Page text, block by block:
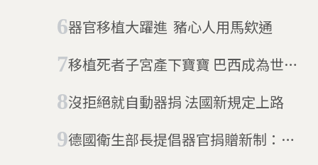
器官移植大躍進 豬心人用馬欸通
移植死者子宮產下寶寶 巴西成為世界
沒拒絕就自動器捐 法國新規定上路
德國衛生部長提倡器官捐贈新制：人